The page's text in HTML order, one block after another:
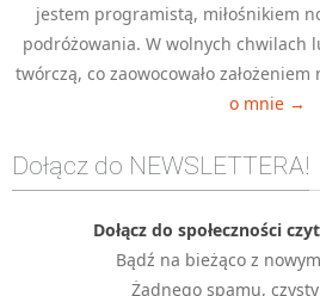
HTML 5
JavaScript
PHP
WordPress
MOBILE
Android
jestem programistą, miłośnikiem
podróżowania. W wolnych chwilach
twórczą, co zaowocowało
o mnie →
Dołącz do NEWSLETTERA!
Dołącz do społeczności
Bądź na bieżąco z
Żadnego spamu,